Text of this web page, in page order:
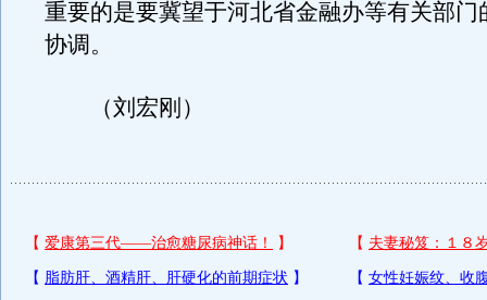
重要的是要冀望于河北省金融办等有关部门
协调。
（刘宏刚）